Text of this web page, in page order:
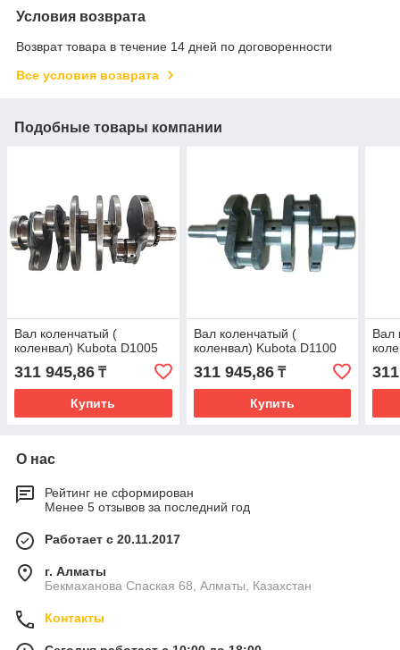
Условия возврата
Возврат товара в течение 14 дней по договоренности
Все условия возврата
Подобные товары компании
Вал коленчатый (
коленвал) Kubota D1005
311 945,86 ₸
Купить
Вал коленчатый (
коленвал) Kubota D1100
311 945,86₸
Купить
Вал
О нас
Рейтинг не сформирован
Менее 5 отзывов за последний год
Работает с 20.11.2017
г. Алматы
Бекмаханова Спаская 68, Алматы, Казахстан
Контакты